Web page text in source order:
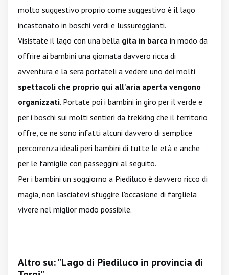
molto suggestivo proprio come suggestivo è il lago
incastonato in boschi verdi e lussureggianti.
Visistate il lago con una bella gita in barca in modo da
offrire ai bambini una giornata davvero ricca di
avventura e la sera portateli a vedere uno dei molti
spettacoli che proprio qui all'aria aperta vengono
organizzati. Portate poi i bambini in giro per il verde e
per i boschi sui molti sentieri da trekking che il territorio
offre, ce ne sono infatti alcuni davvero di semplice
percorrenza ideali peri bambini di tutte le età e anche
per le famiglie con passeggini al seguito.
Per i bambini un soggiorno a Piediluco è davvero ricco di
magia, non lasciatevi sfuggire l'occasione di fargliela
vivere nel miglior modo possibile.
Altro su: "Lago di Piediluco in provincia di